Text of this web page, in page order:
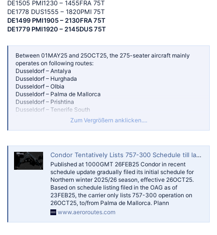
DE1505 PMI1230 – 1455FRA 75T
DE1778 DUS1555 – 1820PMI 75T
DE1499 PMI1905 – 2130FRA 75T
DE1779 PMI1920 – 2145DUS 75T
Between 01MAY25 and 25OCT25, the 275-seater aircraft mainly
operates on following routes:
Dusseldorf – Antalya
Dusseldorf – Hurghada
Dusseldorf – Olbia
Dusseldorf – Palma de Mallorca
Dusseldorf – Prishtina
Dusseldorf – Tenerife South
Frankfurt – Fuerteventura
Frankfurt – Gran Canaria/Las Palmas
Frankfurt – Hurghada
Zum Vergrößern anklicken....
Condor Tentatively Lists 757-300 Schedule till late-Oct 2025 — AeroRoutes
Published at 1000GMT 26FEB25 Condor in recent
schedule update gradually filed its initial schedule for
Northern winter 2025/26 season, effective 26OCT25.
Based on schedule listing filed in the OAG as of
23FEB25, the carrier only lists 757-300 operation on
26OCT25, to/from Palma de Mallorca. Plann
www.aeroroutes.com